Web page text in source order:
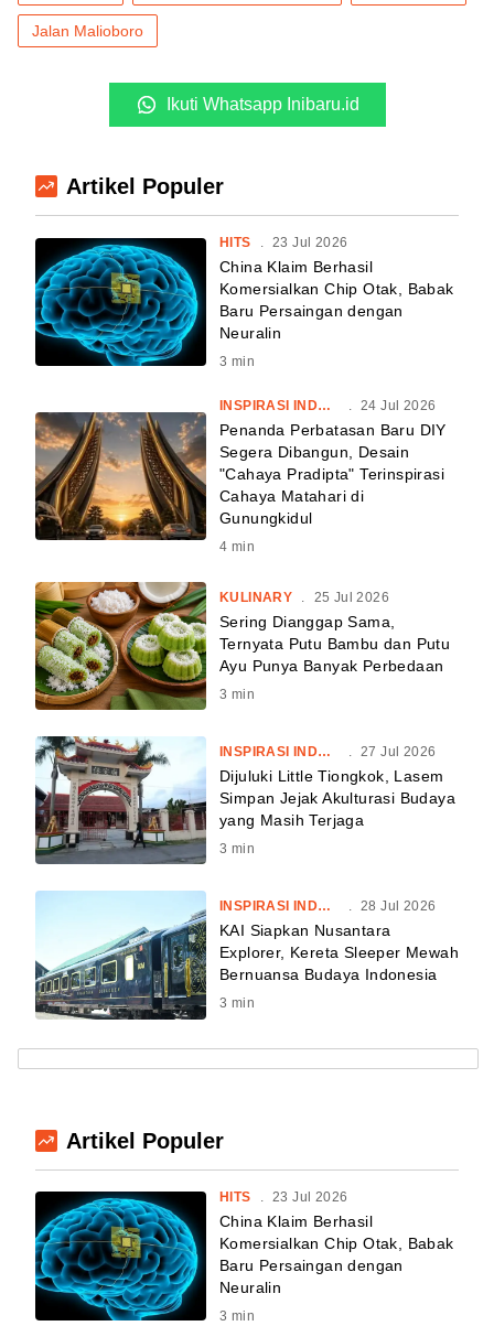
Jalan Malioboro
Ikuti Whatsapp Inibaru.id
Artikel Populer
HITS 23 Jul 2026
China Klaim Berhasil
Komersialkan Chip Otak, Babak
Baru Persaingan dengan
Neuralin
3 min
INSPIRASI INDONESIA 24 Jul 2026
Penanda Perbatasan Baru DIY
Segera Dibangun, Desain
"Cahaya Pradipta" Terinspirasi
Cahaya Matahari di
Gunungkidul
4 min
KULINARY . 25 Jul 2026
Sering Dianggap Sama,
Ternyata Putu Bambu dan Putu
Ayu Punya Banyak Perbedaan
3 min
INSPIRASI INDONESIA . 27 Jul 2026
Dijuluki Little Tiongkok, Lasem
Simpan Jejak Akulturasi Budaya
yang Masih Terjaga
3 min
INSPIRASI INDONESIA . 28 Jul 2026
KAI Siapkan Nusantara
Explorer, Kereta Sleeper Mewah
Bernuansa Budaya Indonesia
3 min
Artikel Populer
HITS 23 Jul 2026
China Klaim Berhasil
Komersialkan Chip Otak, Babak
Baru Persaingan dengan
Neuralin
3 min